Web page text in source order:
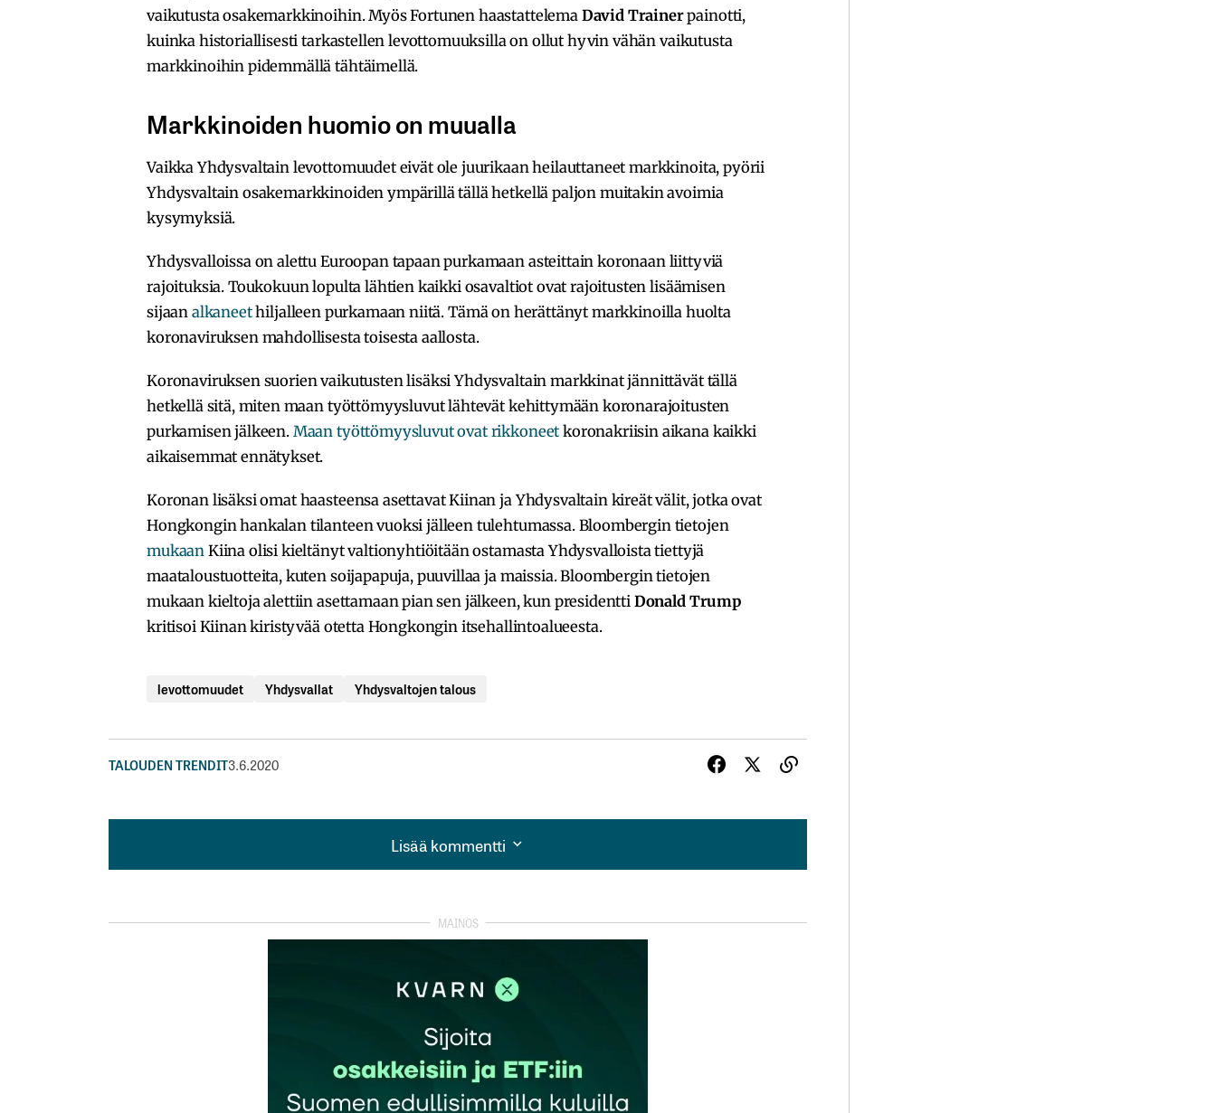
vaikutusta osakemarkkinoihin. Myös Fortunen haastattelema David Trainerpainotti,
kuinka historiallisesti tarkastellen levottomuuksilla on ollut hyvin vähän vaikutusta
markkinoihin pidemmällä tähtäimellä.
Markkinoiden huomio on muualla
Vaikka Yhdysvaltain levottomuudet eivät ole juurikaan heilauttaneet markkinoita, pyörii
Yhdysvaltain osakemarkkinoiden ympärillä tällä hetkellä paljon muitakin avoimia
kysymyksiä.
Yhdysvalloissa on alettu Euroopan tapaan purkamaan asteittain koronaan liittyviä
rajoituksia. Toukokuun lopulta lähtien kaikki osavaltiot ovat rajoitusten lisäämisen
sijaan alkaneethiljalleen purkamaan niitä. Tämä on herättänyt markkinoilla huolta
koronaviruksen mahdollisesta toisesta aallosta.
Koronaviruksen suorien vaikutusten lisäksi Yhdysvaltain markkinat jännittävät tällä
hetkellä sitä, miten maan työttömyysluvut lähtevät kehittymään koronarajoitusten
purkamisen jälkeen. Maan työttömyysluvut ovat rikkoneet koronakriisin aikana kaikki
aikaisemmat ennätykset.
Koronan lisäksi omat haasteensa asettavat Kiinan ja Yhdysvaltain kireät välit, jotka ovat
Hongkongin hankalan tilanteen vuoksi jälleen tulehtumassa. Bloombergin tietojen
mukaan Kiina olisi kieltänyt valtionyhtiöitään ostamasta Yhdysvalloista tiettyjä
maataloustuotteita, kuten soijapapuja, puuvillaa ja maissia. Bloombergin tietojen
mukaan kieltoja alettiin asettamaan pian sen jälkeen, kun presidentti Donald Trump
kritisoi Kiinan kiristyvää otetta Hongkongin itsehallintoalueesta.
levottomuudet Yhdysvallat Yhdysvaltojen talous
TALOUDEN TRENDIT3.6.2020
Lisää kommentti
Lisää kommentti
Pakolliset kentät on merkitty